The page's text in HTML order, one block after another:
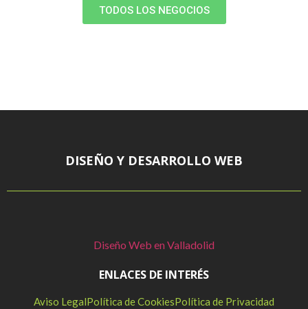
TODOS LOS NEGOCIOS
DISEÑO Y DESARROLLO WEB
Diseño Web en Valladolid
ENLACES DE INTERÉS
Aviso LegalPolítica de CookiesPolítica de Privacidad